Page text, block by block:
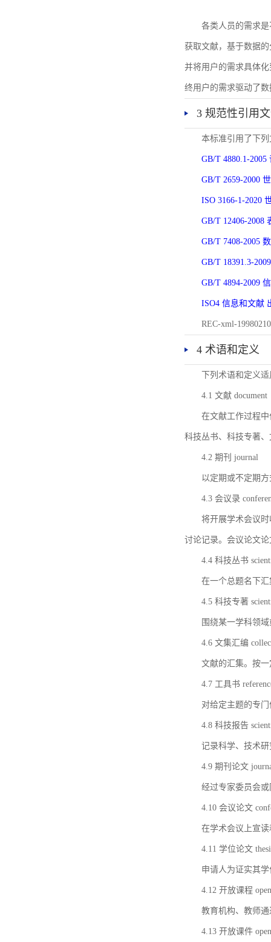
各类人员的需求
获取文献，基于数据
并将用户的需求具体
终用户的需求驱动了
3 规范性引用
本标准引用了下
GB/T 4880.1-
GB/T 2659-2000
ISO 3166-1-2020
GB/T 12406-2008
GB/T 7408-2005
GB/T 18391.3-
GB/T 4894-2009
ISO4 信息和文献
REC-xml-
4 术语和定义
下列术语和定义
4.1 文献 document
在文献工作过程
科技丛书、科技专著
4.2 期刊 journal
以定期或不定期
4.3 会议录
将开展学术会议
讨论记录。会议论文
4.4 科技丛书
在一个总题名下
4.5 科技专著
围绕某一学科领
4.6 文集汇编
文献的汇集。按
4.7 工具书
对给定主题的专
4.8 科技报告
记录科学、技术
4.9 期刊论文
经过专家委员会
4.10 会议论文
在学术会议上宣
4.11 学位论文
申请人为证实其
4.12 开放课程
教育机构、教师
4.13 开放课件